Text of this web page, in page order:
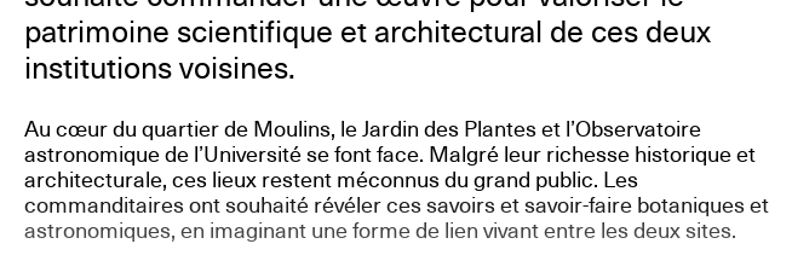
patrimoine scientifique et architectural de ces deux
institutions voisines.
Au cœur du quartier de Moulins, le Jardin des Plantes et l’Observatoire
astronomique de l’Université se font face. Malgré leur richesse historique et
architecturale, ces lieux restent méconnus du grand public. Les
commanditaires ont souhaité révéler ces savoirs et savoir-faire botaniques et
astronomiques, en imaginant une forme de lien vivant entre les deux sites.